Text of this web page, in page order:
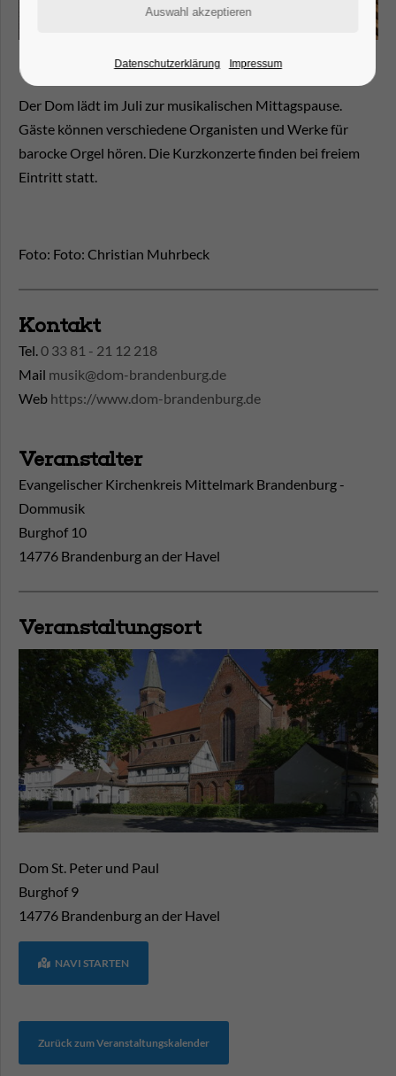
Der Dom lädt im Juli zur musikalischen Mittagspause.
Gäste können verschiedene Organisten und Werke für
barocke Orgel hören. Die Kurzkonzerte finden bei freiem
Eintritt statt.
Foto: Foto: Christian Muhrbeck
Kontakt
Tel.0 33 81 - 21 12 218
Mail musik@dom-brandenburg.de
Web https://www.dom-brandenburg.de
Veranstalter
Evangelischer Kirchenkreis Mittelmark Brandenburg -
Dommusik
Burghof 10
14776 Brandenburg an der Havel
Veranstaltungsort
Dom St. Peter und Paul
Burghof 9
14776 Brandenburg an der Havel
NAVI STARTEN
Zurück zum Veranstaltungskalender
Datenschutzerklärung Impressum